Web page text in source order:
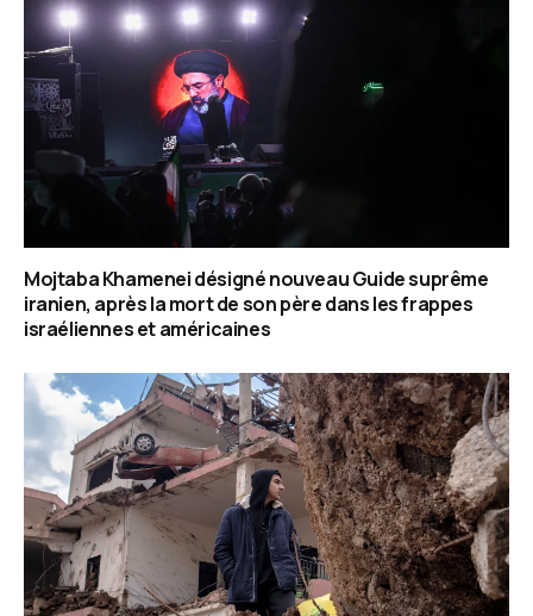
Mojtaba Khamenei désigné nouveau Guide suprême
iranien, après la mort de son père dans les frappes
israéliennes et américaines